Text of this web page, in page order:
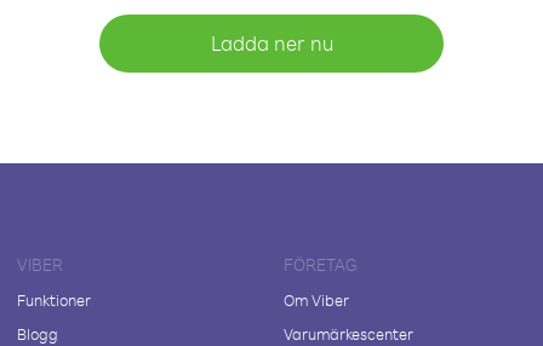
Ladda ner nu
VIBER
Funktioner
Blogg
FÖRETAG
Om Viber
Varumärkescenter